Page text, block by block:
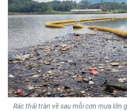
Bắc Trung Bộ
Duyên hải Nam Trung Bộ và
Nguyên
Đông Nam Bộ
Đồng bằng sông Cửu Long
Chuyên trang Hà Nội
Rác thải tràn về sau mỗi cơn mưa lớn